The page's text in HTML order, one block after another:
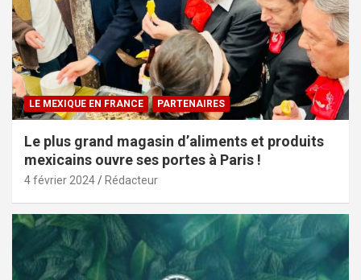
LE MEXIQUE EN FRANCE PARTENAIRES
Le plus grand magasin d’aliments et produits
mexicains ouvre ses portes à Paris !
4 février 2024 Rédacteur